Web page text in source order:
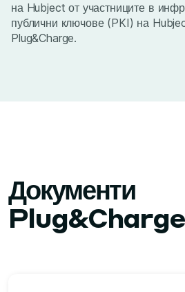
на Hubject от участниците в
публични ключове (PKI) на
Plug&Charge.
Документи
Plug&Charge